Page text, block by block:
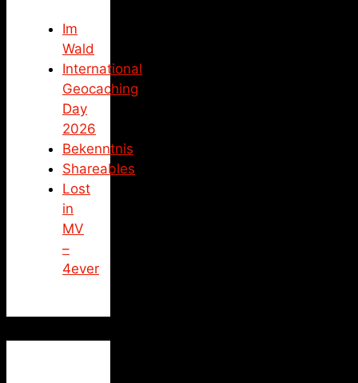
Im
Wald
International
Geocaching
Day
2026
Bekenntnis
Shareables
Lost
in
MV
–
4ever